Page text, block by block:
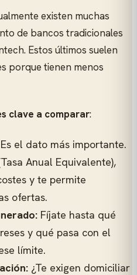
existen muchas
de bancos tradicionales
Estos últimos suelen
porque tienen menos
clave a comparar:
Es el dato más importante.
Anual Equivalente),
y te permite
ofertas.
Fíjate hasta qué
y qué pasa con el
límite.
¿Te exigen domiciliar